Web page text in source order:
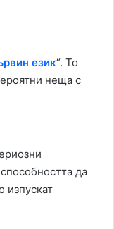
език“. То
неща с
да
изпускат